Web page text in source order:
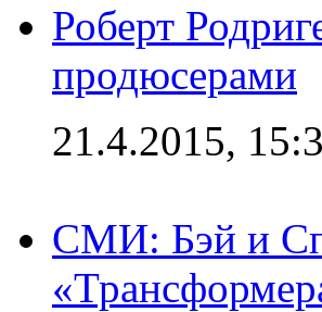
Роберт
продюсерами
21.4.2015,
СМИ: Бэй и